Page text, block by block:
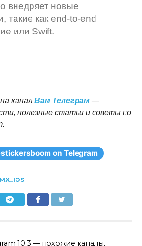
внедряет новые
такие как end-to-end
или Swift.
канал Вам Телеграм—
полезные статьи и советы по
on Telegram
10.3 — похожие каналы,